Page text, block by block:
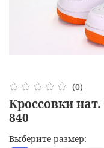
(0)
Кроссовки
840
Выберите размер: